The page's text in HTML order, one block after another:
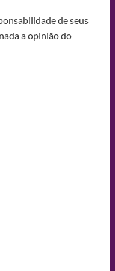
de seus
a opinião do